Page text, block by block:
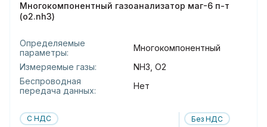
Многокомпонентный газоанализатор маг-6 п-т
(o2.nh3)
Определяемые
параметры:
Многокомпонентный
Измеряемые газы:
NH3, O2
Беспроводная
передача данных:
Нет
С НДС Без НДС